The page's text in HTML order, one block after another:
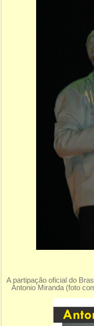
A partipação oficial do
Antonio Miranda (foto